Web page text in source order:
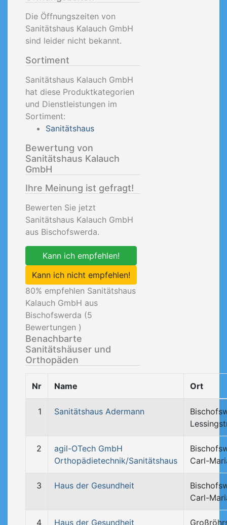
Die Öffnungszeiten von
Sanitätshaus Kalauch GmbH
sind leider nicht bekannt.
Sortiment
Sanitätshaus Kalauch GmbH
hat diese Produktkategorien
und Dienstleistungen im
Sortiment:
Sanitätshaus
Bewertung von
Sanitätshaus Kalauch
GmbH
Ihre Meinung ist gefragt!
Bewerten Sie jetzt
Sanitätshaus Kalauch GmbH
aus Bischofswerda.
Kann ich empfehlen!
Kann ich nicht empfehlen!
80% empfehlen Sanitätshaus
Kalauch GmbH aus
Bischofswerda (5
Bewertungen )
Benachbarte
Sanitätshäuser und
Orthopäden
Nr Name Ort
1 Sanitätshaus Adermann
2
agil-OTech GmbH
Orthopädietechnik/Sanitätshaus
Carl-
3 Haus der Gesundheit
Carl-
4 Haus der Gesundheit